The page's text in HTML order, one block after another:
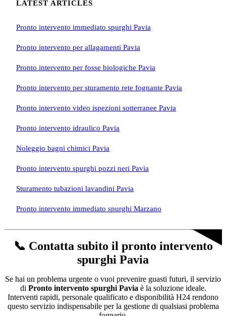
LATEST ARTICLES
Pronto intervento immediato spurghi Pavia
Pronto intervento per allagamenti Pavia
Pronto intervento per fosse biologiche Pavia
Pronto intervento per sturamento rete fognante Pavia
Pronto intervento video ispezioni sotterranee Pavia
Pronto intervento idraulico Pavia
Noleggio bagni chimici Pavia
Pronto intervento spurghi pozzi neri Pavia
Sturamento tubazioni lavandini Pavia
Pronto intervento immediato spurghi Marzano
📞 Contatta subito il pronto intervento
spurghi Pavia
Se hai un problema urgente o vuoi prevenire guasti futuri, il servizio
di Pronto intervento spurghi Pavia è la soluzione ideale.
Interventi rapidi, personale qualificato e disponibilità H24 rendono
questo servizio indispensabile per la gestione di qualsiasi problema